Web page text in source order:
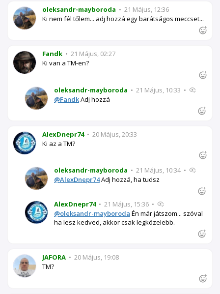
oleksandr-mayboroda • 21 Május, 12:36
Ki nem fél tőlem... adj hozzá egy barátságos meccset...
Fandk • 21 Május, 02:27
Ki van a ТМ-en?
oleksandr-mayboroda • 21 Május, 10:33 •
@FandkAdj hozzá
AlexDnepr74 • 20 Május, 20:33
Ki az a TM?
oleksandr-mayboroda • 21 Május, 10:34 •
@AlexDnepr74Adj hozzá, ha tudsz
AlexDnepr74 • 21 Május, 15:36 •
@oleksandr-mayboroda Én már játszom... szóval
ha lesz kedved, akkor csak legközelebb.
JAFORA • 20 Május, 19:08
TM?